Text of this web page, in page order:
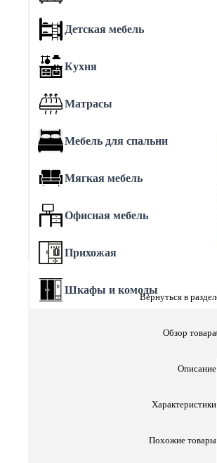
Детская мебель
Кухня
Матрасы
Мебель для спальни
Мягкая мебель
Офисная мебель
Прихожая
Шкафы и комоды
Вернуться в раздел
Обзор товара
Описание
Характеристики
Похожие товары